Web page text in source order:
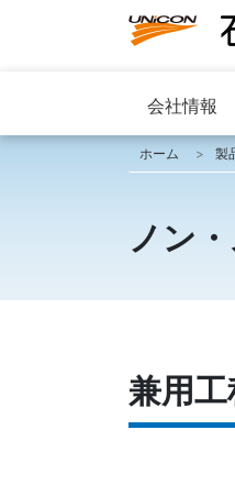
会社情報
ホーム 製
ノン
兼用工